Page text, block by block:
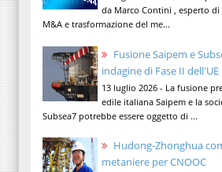
da Marco Contini , esperto di
M&A e trasformazione del me...
Fusione Saipem e
indagine di Fase II dell'UE
13 luglio 2026 - La fusione
edile italiana Saipem e la
Subsea7 potrebbe essere oggetto di ...
Hudong-Zhonghua
metaniere per CNOOC